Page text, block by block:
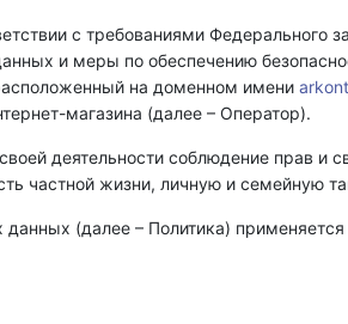
с требованиями Федерального
и меры по обеспечению
на доменном имени
магазина (далее – Оператор).
деятельности соблюдение прав и
частной жизни, личную и семейную
(далее – Политика)